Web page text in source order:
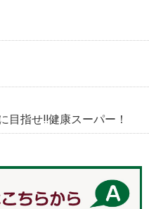
目指せ‼健康スーパー！